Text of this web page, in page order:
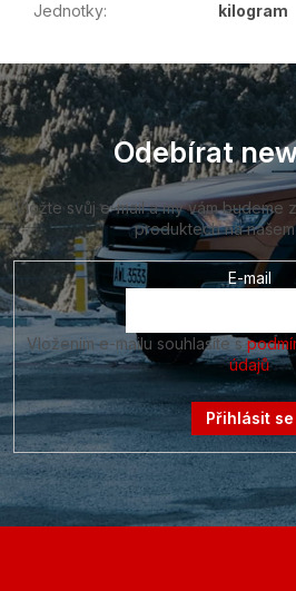
Jednotky: kilogram
Z
á
p
a
t
í
Odebírat
Vložte svůj e-mail a my vám budeme
produktech na
E-mail
Vložením e-mailu souhlasíte s
údajů
Přihlásit se